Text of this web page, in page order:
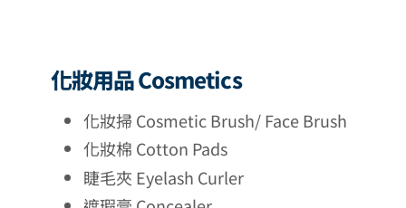
化妝用品 Cosmetics
化妝掃 Cosmetic Brush/ Face Brush
化妝棉 Cotton Pads
睫毛夾 Eyelash Curler